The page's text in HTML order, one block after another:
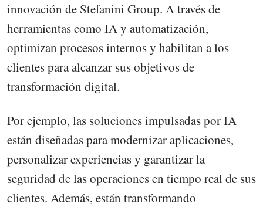
innovación de Stefanini Group. A través de
herramientas como IA y automatización,
optimizan procesos internos y habilitan a los
clientes para alcanzar sus objetivos de
transformación digital.
Por ejemplo, las soluciones impulsadas por IA
están diseñadas para modernizar aplicaciones,
personalizar experiencias y garantizar la
seguridad de las operaciones en tiempo real de sus
clientes. Además, están transformando